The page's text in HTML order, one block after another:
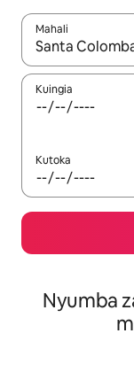
Mahali
Wakati matokeo
Kuingia
Kutoka
Nyumba